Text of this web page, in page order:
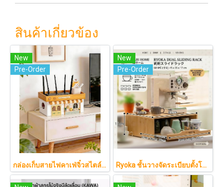
สินค้าเกี่ยวข้อง
New
Pre-Order
กล่องเก็บสายไฟคาเฟ่จิ๋วสไตล์ญี่ปุ่นมินิมอล ซ่อนเร้าเตอร์และปลั๊กไฟให้ห้องดูละมุนเหมือนยกคาเฟ่จากโตเกียวมาไว้ที่บ้าน
New
Pre-Order
Ryoka ชั้นวางจัดระเบียบตั้งโต๊ะ 2 ชั้น สไตล์มินิมอล-ญี่ปุ่น ลิ้นชักเลื่อน ลิ้นชักเก็บแก้ว วัสดุไม้ธรรมชาติ ไม่ต้องประกอบ ประหยัดพื้นที่เคาน์เตอร์